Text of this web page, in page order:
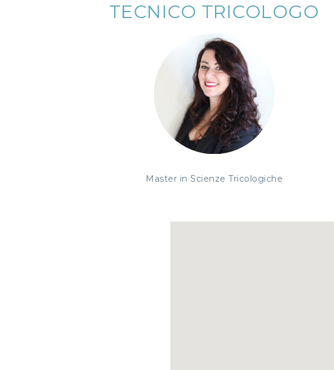
TECNICO TRICOLOGO
Master in Scienze Tricologiche